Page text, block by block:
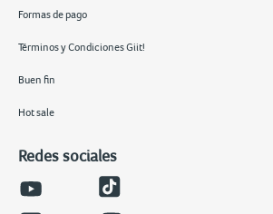
Formas de pago
Términos y Condiciones Giit!
Buen fin
Hot sale
Redes sociales